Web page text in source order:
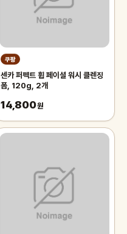
쿠팡
센카 퍼펙트 휩 페이셜 워시 클렌징
폼, 120g, 2개
14,800원